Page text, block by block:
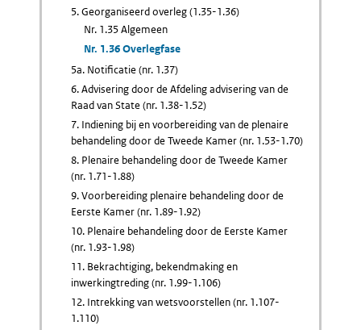
5. Georganiseerd overleg (1.35-1.36)
Nr. 1.35 Algemeen
Nr. 1.36 Overlegfase
5a. Notificatie (nr. 1.37)
6. Advisering door de Afdeling advisering van de
Raad van State (nr. 1.38-1.52)
7. Indiening bij en voorbereiding van de plenaire
behandeling door de Tweede Kamer (nr. 1.53-1.70)
8. Plenaire behandeling door de Tweede Kamer
(nr. 1.71-1.88)
9. Voorbereiding plenaire behandeling door de
Eerste Kamer (nr. 1.89-1.92)
10. Plenaire behandeling door de Eerste Kamer
(nr. 1.93-1.98)
11. Bekrachtiging, bekendmaking en
inwerkingtreding (nr. 1.99-1.106)
12. Intrekking van wetsvoorstellen (nr. 1.107-
1.110)